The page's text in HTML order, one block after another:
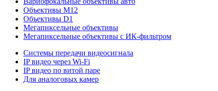
Объективы М12
Объективы D1
Мегапиксельные объективы
Мегапиксельные объективы с ИК-фильтром
Системы передачи видеосигнала
IP видео через Wi-Fi
IP видео по витой паре
Для аналоговых камер